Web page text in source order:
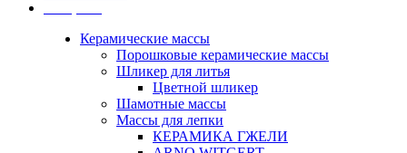
Керамические массы
Порошковые керамические массы
Шликер для литья
Цветной шликер
Шамотные массы
Массы для лепки
КЕРАМИКА ГЖЕЛИ